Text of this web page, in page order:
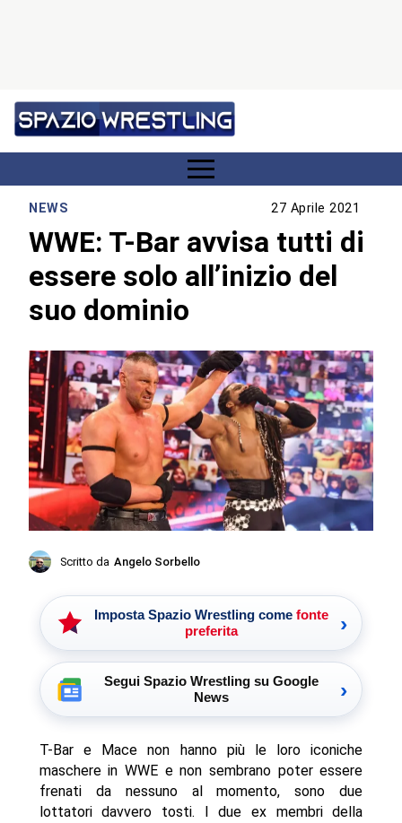
NEWS 27 Aprile 2021
WWE: T-Bar avvisa tutti di
essere solo all’inizio del
suo dominio
Scritto da Angelo Sorbello
Imposta Spazio Wrestling come fonte
preferita
›
Segui Spazio Wrestling su Google
News
›
T-Bar e Mace non hanno più le loro iconiche
maschere in WWE e non sembrano poter essere
frenati da nessuno al momento, sono due
lottatori davvero tosti. I due ex membri della